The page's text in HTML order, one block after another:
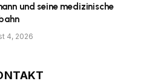
und seine medizinische
4, 2026